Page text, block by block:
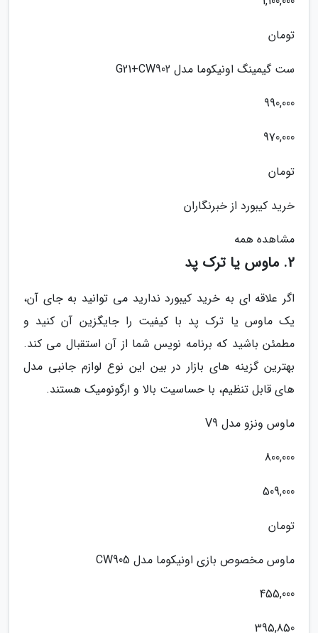
تومان
ست گیمینگ اونیکوما مدل G21+CW902
990,000
970,000
تومان
خرید کیبورد از خبرنگاران
مشاهده همه
2. ماوس یا ترک پد
اگر علاقه ای به خرید کیبورد ندارید می توانید به جای آن،
یک ماوس یا ترک پد با کیفیت را جایگزین آن کنید و
مطمئن باشید که برنامه نویس شما از آن استقبال می کند.
بهترین گزینه های بازار در بین این نوع لوازم جانبی مدل
های قابل تنظیم، با حساسیت بالا و ارگونومیک هستند.
ماوس ونزو مدل V9
800,000
509,000
تومان
ماوس مخصوص بازی اونیکوما مدل CW905
455,000
395,850